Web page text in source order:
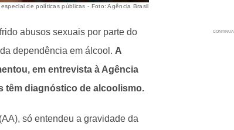
de políticas públicas - Foto: Agência Brasil
abusos sexuais por parte do
dependência em álcool. A
em entrevista à Agência
têm diagnóstico de alcoolismo.
só entendeu a gravidade da